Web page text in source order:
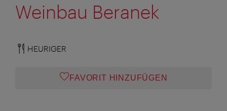
Weinbau Beranek
HEURIGER
FAVORIT HINZUFÜGEN